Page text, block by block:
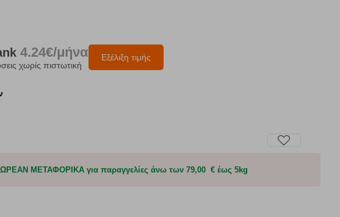
Εξέλιξη τιμής
4.24€/μήνα
χωρίς πιστωτική
ΜΕΤΑΦΟΡΙΚΑ για παραγγελίες άνω των 79,00 € έως 5kg